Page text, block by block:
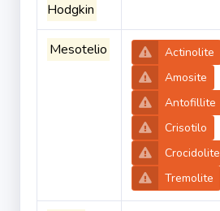
Hodgkin
Mesotelio
Actinolite
Amosite
Antofillite
Crisotilo
Crocidolite
Tremolite